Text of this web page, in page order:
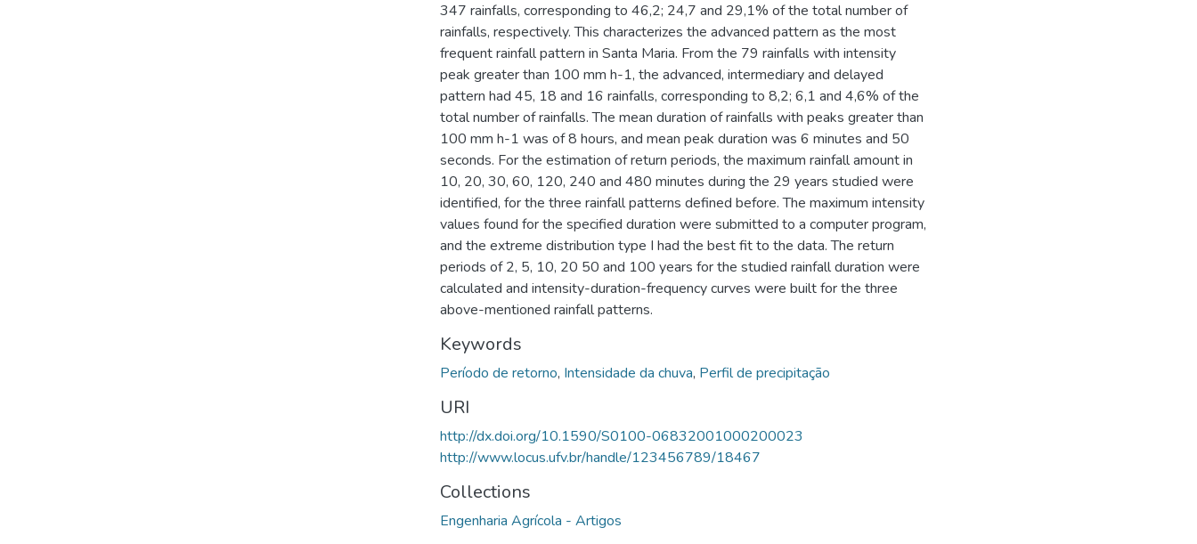
347 rainfalls, corresponding to 46,2; 24,7 and 29,1% of the total number of
rainfalls, respectively. This characterizes the advanced pattern as the most
frequent rainfall pattern in Santa Maria. From the 79 rainfalls with intensity
peak greater than 100 mm h-1, the advanced, intermediary and delayed
pattern had 45, 18 and 16 rainfalls, corresponding to 8,2; 6,1 and 4,6% of the
total number of rainfalls. The mean duration of rainfalls with peaks greater than
100 mm h-1 was of 8 hours, and mean peak duration was 6 minutes and 50
seconds. For the estimation of return periods, the maximum rainfall amount in
10, 20, 30, 60, 120, 240 and 480 minutes during the 29 years studied were
identified, for the three rainfall patterns defined before. The maximum intensity
values found for the specified duration were submitted to a computer program,
and the extreme distribution type I had the best fit to the data. The return
periods of 2, 5, 10, 20 50 and 100 years for the studied rainfall duration were
calculated and intensity-duration-frequency curves were built for the three
above-mentioned rainfall patterns.
Keywords
Período de retorno, Intensidade da chuva, Perfil de precipitação
URI
http://dx.doi.org/10.1590/S0100-06832001000200023
http://www.locus.ufv.br/handle/123456789/18467
Collections
Engenharia Agrícola - Artigos